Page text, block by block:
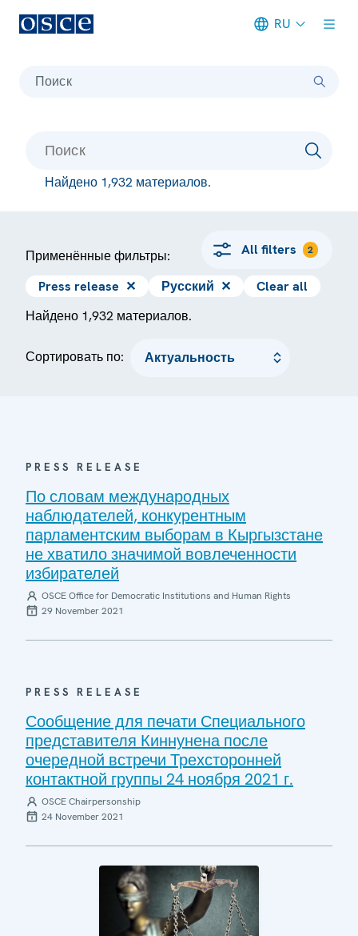
RU
Поиск
Найдено 1,932 материалов.
Применённые фильтры: All filters 2
Press release ✕ Русский ✕
Clear all
Найдено 1,932 материалов.
Сортировать по:
PRESS RELEASE
По словам международных
наблюдателей, конкурентным
парламентским выборам в Кыргызстане
не хватило значимой вовлеченности
избирателей
OSCE Office for Democratic Institutions and Human Rights
29 November 2021
PRESS RELEASE
Сообщение для печати Специального
представителя Киннунена после
очередной встречи Трехсторонней
контактной группы 24 ноября 2021 г.
OSCE Chairpersonship
24 November 2021